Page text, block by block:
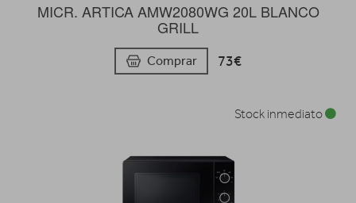
MICR. ARTICA AMW2080WG 20L BLANCO
GRILL
Comprar 73€
Stock inmediato